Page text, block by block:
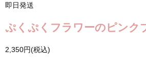
即日発送
ぷくぷくフラワーのピンク
2,350円(税込)